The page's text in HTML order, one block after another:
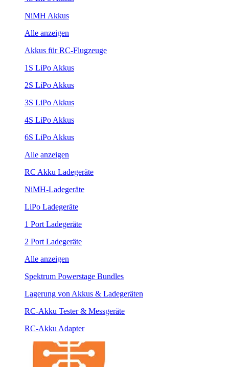
NiMH Akkus
Alle anzeigen
Akkus für RC-Flugzeuge
1S LiPo Akkus
2S LiPo Akkus
3S LiPo Akkus
4S LiPo Akkus
6S LiPo Akkus
Alle anzeigen
RC Akku Ladegeräte
NiMH-Ladegeräte
LiPo Ladegeräte
1 Port Ladegeräte
2 Port Ladegeräte
Alle anzeigen
Spektrum Powerstage Bundles
Lagerung von Akkus & Ladegeräten
RC-Akku Tester & Messgeräte
RC-Akku Adapter